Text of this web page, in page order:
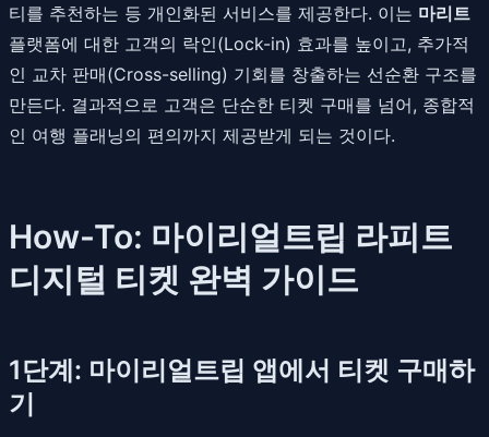
티를 추천하는 등 개인화된 서비스를 제공한다. 이는 마리트
플랫폼에 대한 고객의 락인(Lock-in) 효과를 높이고, 추가적
인 교차 판매(Cross-selling) 기회를 창출하는 선순환 구조를
만든다. 결과적으로 고객은 단순한 티켓 구매를 넘어, 종합적
인 여행 플래닝의 편의까지 제공받게 되는 것이다.
How-To: 마이리얼트립 라피트
디지털 티켓 완벽 가이드
1단계: 마이리얼트립 앱에서 티켓 구매하
기